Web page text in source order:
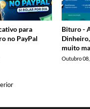
para
no PayPal
Bituro -
muito
Outubro